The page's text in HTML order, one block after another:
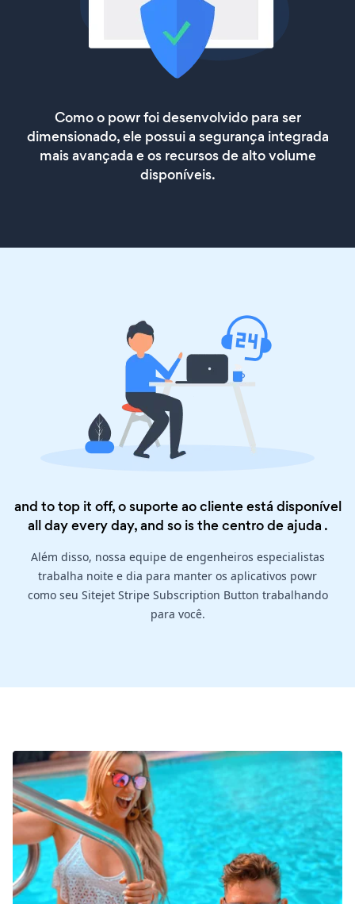
Como o powr foi desenvolvido para ser
dimensionado, ele possui a segurança integrada
mais avançada e os recursos de alto volume
disponíveis.
and to top it off, o suporte ao cliente está disponível
all day every day, and so is thecentro de ajuda .
Além disso, nossa equipe de engenheiros especialistas
trabalha noite e dia para manter os aplicativos powr
como seu Sitejet Stripe Subscription Button trabalhando
para você.